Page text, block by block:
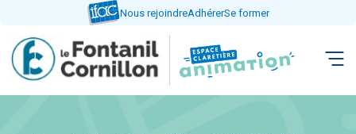
contenu
Nous rejoindreAdhérerSe former